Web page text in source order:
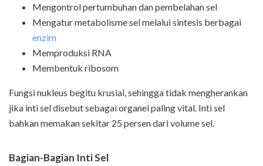
Mengontrol pertumbuhan dan pembelahan sel
Mengatur metabolisme sel melalui sintesis berbagai
enzim
Memproduksi RNA
Membentuk ribosom
Fungsi nukleus begitu krusial, sehingga tidak mengherankan
jika inti sel disebut sebagai organel paling vital. Inti sel
bahkan memakan sekitar 25 persen dari volume sel.
Bagian-Bagian Inti Sel